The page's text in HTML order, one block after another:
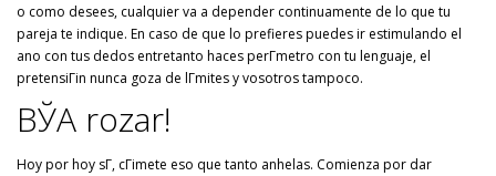
o como desees, cualquier va a depender continuamente de lo que tu
pareja te indique. En caso de que lo prefieres puedes ir estimulando el
ano con tus dedos entretanto haces perГ­metro con tu lenguaje, el
pretensiГіn nunca goza de lГ­mites y vosotros tampoco.
ВЎA rozar!
Hoy por hoy sГ­, cГіmete eso que tanto anhelas. Comienza por dar